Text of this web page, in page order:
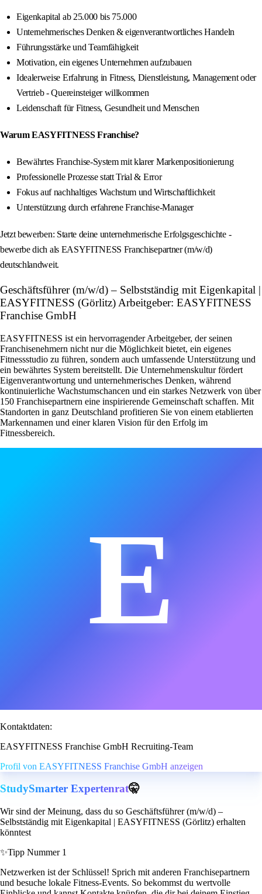
Eigenkapital ab 25.000 bis 75.000
Unternehmerisches Denken & eigenverantwortliches Handeln
Führungsstärke und Teamfähigkeit
Motivation, ein eigenes Unternehmen aufzubauen
Idealerweise Erfahrung in Fitness, Dienstleistung, Management oder
Vertrieb - Quereinsteiger willkommen
Leidenschaft für Fitness, Gesundheit und Menschen
Warum EASYFITNESS Franchise?
Bewährtes Franchise-System mit klarer Markenpositionierung
Professionelle Prozesse statt Trial & Error
Fokus auf nachhaltiges Wachstum und Wirtschaftlichkeit
Unterstützung durch erfahrene Franchise-Manager
Jetzt bewerben: Starte deine unternehmerische Erfolgsgeschichte -
bewerbe dich als EASYFITNESS Franchisepartner (m/w/d)
deutschlandweit.
Geschäftsführer (m/w/d) – Selbstständig mit Eigenkapital |
EASYFITNESS (Görlitz) Arbeitgeber: EASYFITNESS
Franchise GmbH
EASYFITNESS ist ein hervorragender Arbeitgeber, der seinen
Franchisenehmern nicht nur die Möglichkeit bietet, ein eigenes
Fitnessstudio zu führen, sondern auch umfassende Unterstützung und
ein bewährtes System bereitstellt. Die Unternehmenskultur fördert
Eigenverantwortung und unternehmerisches Denken, während
kontinuierliche Wachstumschancen und ein starkes Netzwerk von über
150 Franchisepartnern eine inspirierende Gemeinschaft schaffen. Mit
Standorten in ganz Deutschland profitieren Sie von einem etablierten
Markennamen und einer klaren Vision für den Erfolg im
Fitnessbereich.
E
Kontaktdaten:
EASYFITNESS Franchise GmbH Recruiting-Team
Profil von EASYFITNESS Franchise GmbH anzeigen
StudySmarter Expertenrat🤫
Wir sind der Meinung, dass du so Geschäftsführer (m/w/d) –
Selbstständig mit Eigenkapital | EASYFITNESS (Görlitz) erhalten
könntest
✨Tipp Nummer 1
Netzwerken ist der Schlüssel! Sprich mit anderen Franchisepartnern
und besuche lokale Fitness-Events. So bekommst du wertvolle